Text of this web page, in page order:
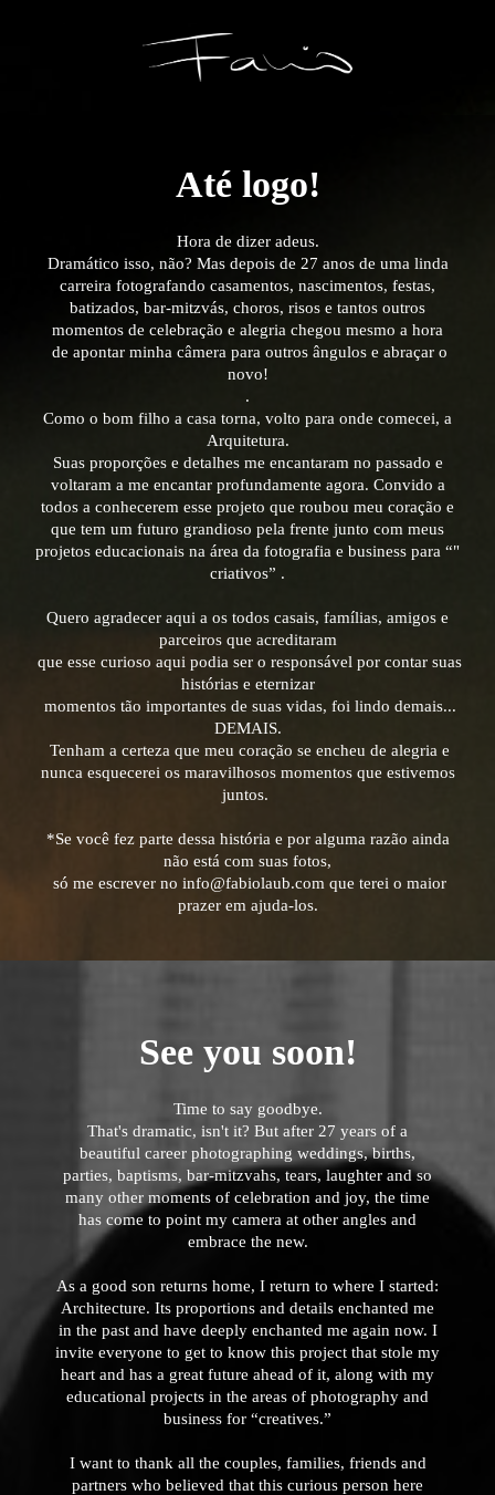
Até logo!
Hora de dizer adeus.
Dramático isso, não? Mas depois de 27 anos de uma linda
carreira fotografando casamentos, nascimentos, festas,
batizados, bar-mitzvás, choros, risos e tantos outros
momentos de celebração e alegria chegou mesmo a hora
de apontar minha câmera para outros ângulos e abraçar o
novo!
.
Como o bom filho a casa torna, volto para onde comecei, a
Arquitetura.
Suas proporções e detalhes me encantaram no passado e
voltaram a me encantar profundamente agora. Convido a
todos a conhecerem esse projeto que roubou meu coração e
que tem um futuro grandioso pela frente junto com meus
projetos educacionais na área da fotografia e business para “"
criativos” .
Quero agradecer aqui a os todos casais, famílias, amigos e
parceiros que acreditaram
que esse curioso aqui podia ser o responsável por contar suas
histórias e eternizar
momentos tão importantes de suas vidas, foi lindo demais...
DEMAIS.
Tenham a certeza que meu coração se encheu de alegria e
nunca esquecerei os maravilhosos momentos que estivemos
juntos.
*Se você fez parte dessa história e por alguma razão ainda
não está com suas fotos,
só me escrever no info@fabiolaub.com que terei o maior
prazer em ajuda-los.
See you soon!
Time to say goodbye.
That's dramatic, isn't it? But after 27 years of a
beautiful career photographing weddings, births,
parties, baptisms, bar-mitzvahs, tears, laughter and so
many other moments of celebration and joy, the time
has come to point my camera at other angles and
embrace the new.
As a good son returns home, I return to where I started:
Architecture. Its proportions and details enchanted me
in the past and have deeply enchanted me again now. I
invite everyone to get to know this project that stole my
heart and has a great future ahead of it, along with my
educational projects in the areas of photography and
business for “creatives.”
I want to thank all the couples, families, friends and
partners who believed that this curious person here